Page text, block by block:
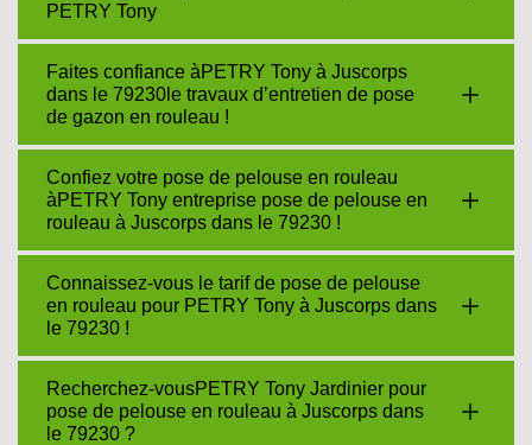
PETRY Tony
Faites confiance àPETRY Tony à Juscorps
dans le 79230le travaux d’entretien de pose
de gazon en rouleau !
Confiez votre pose de pelouse en rouleau
àPETRY Tony entreprise pose de pelouse en
rouleau à Juscorps dans le 79230 !
Connaissez-vous le tarif de pose de pelouse
en rouleau pour PETRY Tony à Juscorps dans
le 79230 !
Recherchez-vousPETRY Tony Jardinier pour
pose de pelouse en rouleau à Juscorps dans
le 79230 ?